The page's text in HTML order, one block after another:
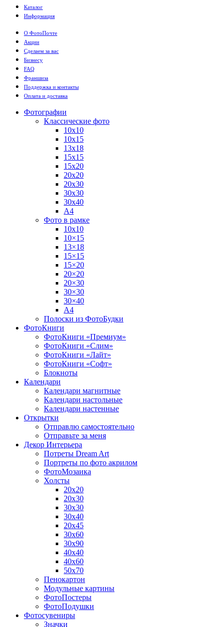
Каталог
Информация
О ФотоПочте
Акции
Сделаем за вас
Бизнесу
FAQ
Франшиза
Поддержка и контакты
Оплата и доставка
Фотографии
Классические фото
10х10
10х15
13х18
15х15
15х20
20х20
20х30
30х30
30х40
А4
Фото в рамке
10х10
10×15
13×18
15×15
15×20
20×20
20×30
30×30
30×40
A4
Полоски из ФотоБудки
ФотоКниги
ФотоКниги «Премиум»
ФотоКниги «Слим»
ФотоКниги «Лайт»
ФотоКниги «Софт»
Блокноты
Календари
Календари магнитные
Календари настольные
Календари настенные
Открытки
Отправлю самостоятельно
Отправьте за меня
Декор Интерьера
Потреты Dream Art
Портреты по фото акрилом
ФотоМозаика
Холсты
20х20
20х30
30х30
30х40
20х45
30х60
30х90
40х40
40х60
50х70
Пенокартон
Модульные картины
ФотоПостеры
ФотоПодушки
Фотоcувениры
Значки